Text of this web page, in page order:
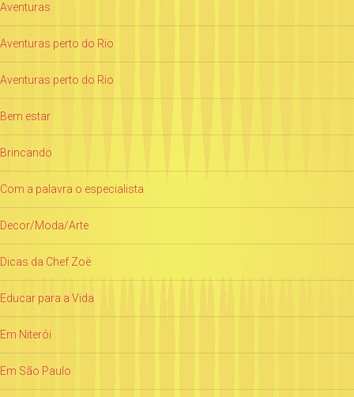
Aventuras
Aventuras perto do Rio
Aventuras perto do Rio
Bem estar
Brincando
Com a palavra o especialista
Decor/Moda/Arte
Dicas da Chef Zoë
Educar para a Vida
Em Niterói
Em São Paulo